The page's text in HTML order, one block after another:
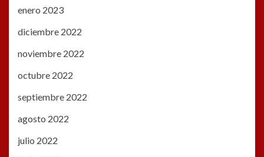
enero 2023
diciembre 2022
noviembre 2022
octubre 2022
septiembre 2022
agosto 2022
julio 2022